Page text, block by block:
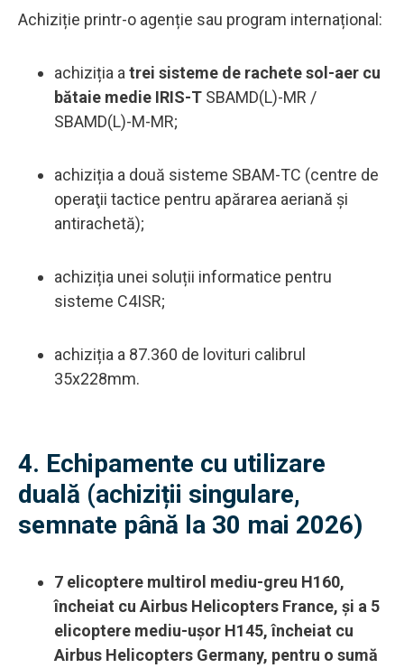
Achiziție printr-o agenție sau program internațional:
achiziția a trei sisteme de rachete sol-aer cu
bătaie medie IRIS-T SBAMD(L)-MR /
SBAMD(L)-M-MR;
achiziția a două sisteme SBAM-TC (centre de
operaţii tactice pentru apărarea aeriană şi
antirachetă);
achiziția unei soluții informatice pentru
sisteme C4ISR;
achiziția a 87.360 de lovituri calibrul
35x228mm.
4. Echipamente cu utilizare
duală (achiziții singulare,
semnate până la 30 mai 2026)
7 elicoptere multirol mediu-greu H160,
încheiat cu Airbus Helicopters France, și a 5
elicoptere mediu-ușor H145, încheiat cu
Airbus Helicopters Germany, pentru o sumă